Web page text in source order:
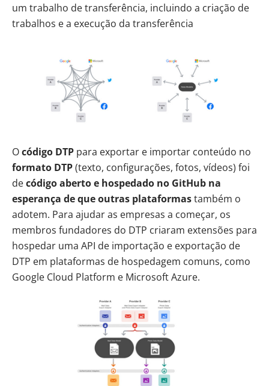
um trabalho de transferência, incluindo a criação de
trabalhos e a execução da transferência
Ocódigo DTP para exportar e importar conteúdo no
formato DTP(texto, configurações, fotos, vídeos) foi
decódigo aberto e hospedado no GitHub na
esperança de que outras plataformastambém o
adotem. Para ajudar as empresas a começar, os
membros fundadores do DTP criaram extensões para
hospedar uma API de importação e exportação de
DTP em plataformas de hospedagem comuns, como
Google Cloud Platform e Microsoft Azure.